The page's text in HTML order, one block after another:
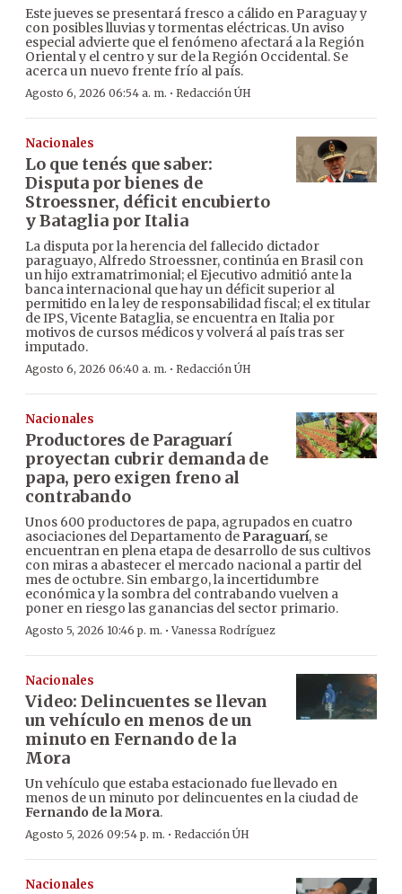
Este jueves se presentará fresco a cálido en Paraguay y
con posibles lluvias y tormentas eléctricas. Un aviso
especial advierte que el fenómeno afectará a la Región
Oriental y el centro y sur de la Región Occidental. Se
acerca un nuevo frente frío al país.
Agosto 6, 2026 06:54 a. m. · Redacción ÚH
Nacionales
Lo que tenés que saber:
Disputa por bienes de
Stroessner, déficit encubierto
y Bataglia por Italia
La disputa por la herencia del fallecido dictador
paraguayo, Alfredo Stroessner, continúa en Brasil con
un hijo extramatrimonial; el Ejecutivo admitió ante la
banca internacional que hay un déficit superior al
permitido en la ley de responsabilidad fiscal; el ex titular
de IPS, Vicente Bataglia, se encuentra en Italia por
motivos de cursos médicos y volverá al país tras ser
imputado.
Agosto 6, 2026 06:40 a. m. · Redacción ÚH
Nacionales
Productores de Paraguarí
proyectan cubrir demanda de
papa, pero exigen freno al
contrabando
Unos 600 productores de papa, agrupados en cuatro
asociaciones del Departamento de Paraguarí, se
encuentran en plena etapa de desarrollo de sus cultivos
con miras a abastecer el mercado nacional a partir del
mes de octubre. Sin embargo, la incertidumbre
económica y la sombra del contrabando vuelven a
poner en riesgo las ganancias del sector primario.
Agosto 5, 2026 10:46 p. m. ·Vanessa Rodríguez
Nacionales
Video: Delincuentes se llevan
un vehículo en menos de un
minuto en Fernando de la
Mora
Un vehículo que estaba estacionado fue llevado en
menos de un minuto por delincuentes en la ciudad de
Fernando de la Mora.
Agosto 5, 2026 09:54 p. m. · Redacción ÚH
Nacionales